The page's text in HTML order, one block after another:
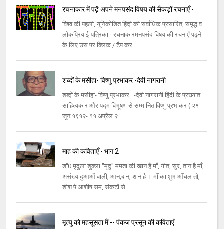
रचनाकार में पढ़ें अपने मनपसंद विषय की सैकड़ों रचनाएँ -
विश्व की पहली, यूनिकोडित हिंदी की सर्वाधिक प्रसारित, समृद्ध व
लोकप्रिय ई-पत्रिका - रचनाकारमनपसंद विषय की रचनाएँ पढ़ने
के लिए उस पर क्लिक / टैप कर...
शब्दों के मसीहा- विष्णु प्रभाकर -देवी नागरानी
शब्दों के मसीहा- विष्णु प्रभाकर -देवी नागरानी हिंदी के प्रख्यात
साहित्यकार और पद्म विभूषण से सम्मानित विष्णु प्रभाकर ( २१
जून १९१२- ११ अप्रैल २...
माह की कविताएँ - भाग 2
डॉ0 मृदुला शुक्ला "मृदु" ममता की खान है माँ, गीत, सुर, तान है माँ,
असंख्य दुआओं वाली, आन,बान, शान है । माँ का शुभ आँचल तो,
शीश पे आशीष सम, संकटों से...
मृत्यु को महसूसता मैं -- पंकज प्रसून की कविताएँ